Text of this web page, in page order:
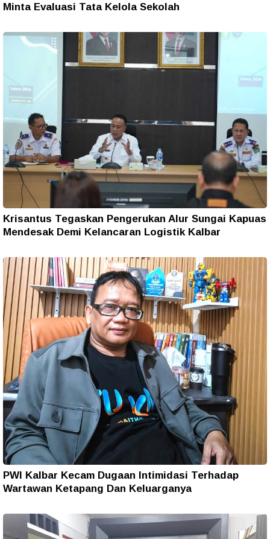
Minta Evaluasi Tata Kelola Sekolah
Krisantus Tegaskan Pengerukan Alur Sungai Kapuas
Mendesak Demi Kelancaran Logistik Kalbar
PWI Kalbar Kecam Dugaan Intimidasi Terhadap
Wartawan Ketapang Dan Keluarganya